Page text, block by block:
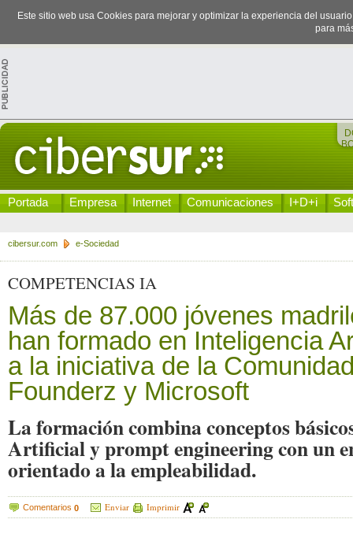
Este sitio web usa Cookies para mejorar y optimizar la experiencia del
para
Portada Empresa Internet Comunicaciones I+D+i
cibersur.com e-Sociedad
COMPETENCIAS IA
Más de 87.000 jóvenes
han formado en Inteligencia
a la iniciativa de la
Founderz y Microsoft
La formación combina conceptos
Artificial y prompt engineering con un
orientado a la empleabilidad.
Comentarios 0 Enviar Imprimir